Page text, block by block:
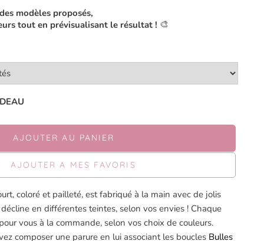
modèles proposés,
tout en prévisualisant le résultat ! 🎨
AJOUTER AU PANIER
AJOUTER A MES FAVORIS
coloré et pailleté, est fabriqué à la main avec de jolis
en différentes teintes, selon vos envies ! Chaque
vous à la commande, selon vos choix de couleurs.
composer une parure en lui associant les boucles Bulles